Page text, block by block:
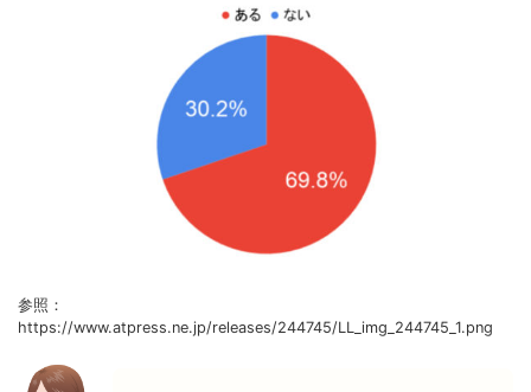
参照：
https://www.atpress.ne.jp/releases/244745/LL_img_244745_1.png